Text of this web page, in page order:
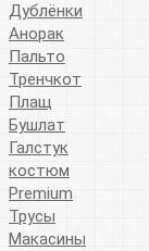
Дублёнки
Анорак
Пальто
Тренчкот
Плащ
Бушлат
Галстук
костюм
Premium
Трусы
Макасины